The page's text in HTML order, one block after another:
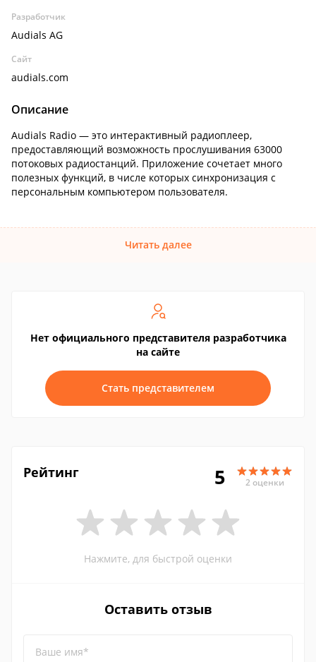
Разработчик
Audials AG
Сайт
audials.com
Описание
Audials Radio — это интерактивный радиоплеер,
предоставляющий возможность прослушивания 63000
потоковых радиостанций. Приложение сочетает много
полезных функций, в числе которых синхронизация с
персональным компьютером пользователя.
Читать далее
Нет официального представителя разработчика
на сайте
Стать представителем
Рейтинг 5 2 оценки
Нажмите, для быстрой оценки
Оставить отзыв
Ваше имя*